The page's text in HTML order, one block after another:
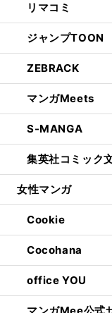
リマコミ
ジャンプTOON
ZEBRACK
マンガMeets
S-MANGA
集英社コミック
女性マンガ
Cookie
Cocohana
office YOU